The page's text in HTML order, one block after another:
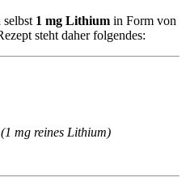
selbst 1 mg Lithium in Form von
steht daher folgendes:
mg reines Lithium)